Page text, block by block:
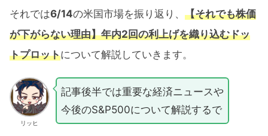
それでは6/14の米国市場を振り返り、 【それでも株価
が下がらない理由】年内2回の利上げを織り込むドッ
トプロットについて解説していきます。
リッヒ
記事後半では重要な経済ニュースや
今後のS&P500について解説するで